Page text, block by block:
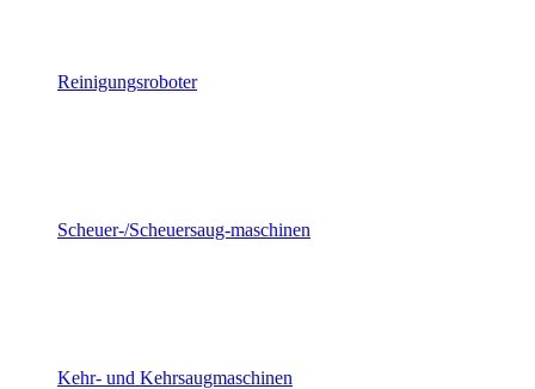
Reinigungsroboter
Scheuer-/Scheuersaug-maschinen
Kehr- und Kehrsaugmaschinen